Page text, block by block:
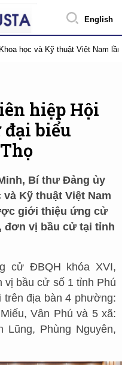
English
học và Kỹ thuật Việt Nam
hiệp Hội
biểu
Bí thư Đảng ủy
Kỹ thuật Việt Nam
giới thiệu ứng cử
đơn vị bầu cử tại tỉnh
cử ĐBQH khóa XVI,
vị bầu cử số 1 tỉnh Phú
trên địa bàn 4 phường:
Vân Phú và 5 xã:
Lũng, Phùng Nguyên,